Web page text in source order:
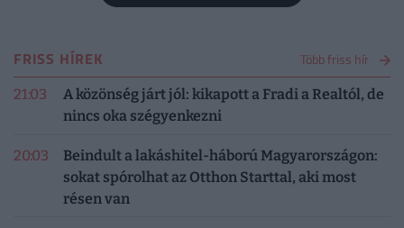
FRISS HÍREK Több friss hír
21:03
A közönség járt jól: kikapott a Fradi a Realtól, de
nincs oka szégyenkezni
20:03
Beindult a lakáshitel-háború Magyarországon:
sokat spórolhat az Otthon Starttal, aki most
résen van